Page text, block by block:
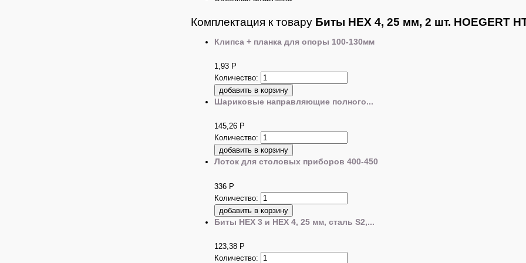
Комплектация к товару Биты HEX 4, 25 мм, 2 шт. HOEGERT
Клипса + планка для опоры 100-130мм
1,93 Р
Количество:
Шариковые направляющие полного...
145,26 Р
Количество:
Лоток для столовых приборов 400-450
336 Р
Количество:
Биты HEX 3 и HEX 4, 25 мм, сталь S2,...
123,38 Р
Количество: